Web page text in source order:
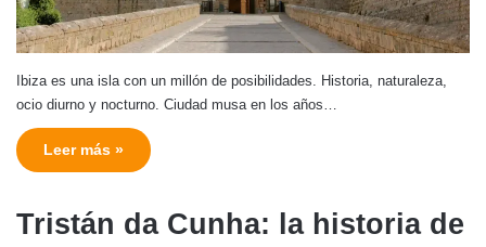
Ibiza es una isla con un millón de posibilidades. Historia, naturaleza,
ocio diurno y nocturno. Ciudad musa en los años…
Leer más »
Tristán da Cunha: la historia de